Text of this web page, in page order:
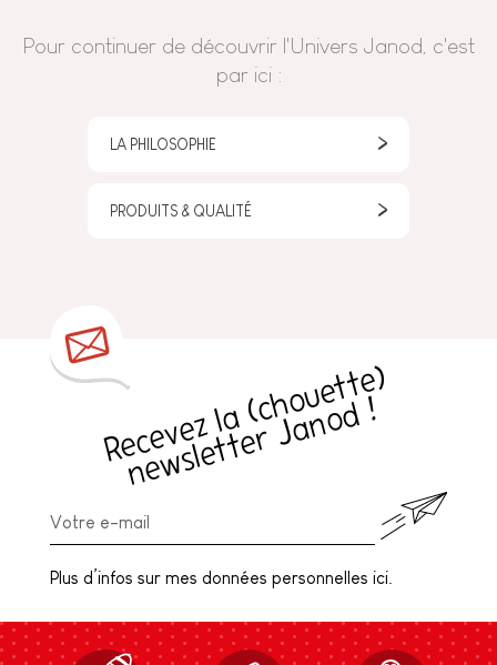
Pour continuer de découvrir l'Univers Janod, c'est
par ici :
LA PHILOSOPHIE
PRODUITS & QUALITÉ
R
e
c
e
v
e
z
l
a
(
c
h
o
u
e
t
t
e
)
n
e
w
sl
e
t
t
e
r
J
a
n
o
d
!
Plus d’infos sur mes données personnelles ici.